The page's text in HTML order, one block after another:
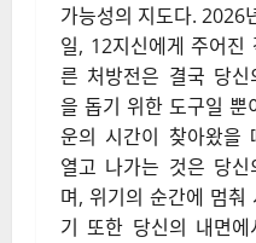
가능성의 지도다. 2026
일, 12지신에게 주어진
른 처방전은 결국 당신
을 돕기 위한 도구일 뿐
운의 시간이 찾아왔을
열고 나가는 것은 당신
며, 위기의 순간에 멈춰
기 또한 당신의 내면